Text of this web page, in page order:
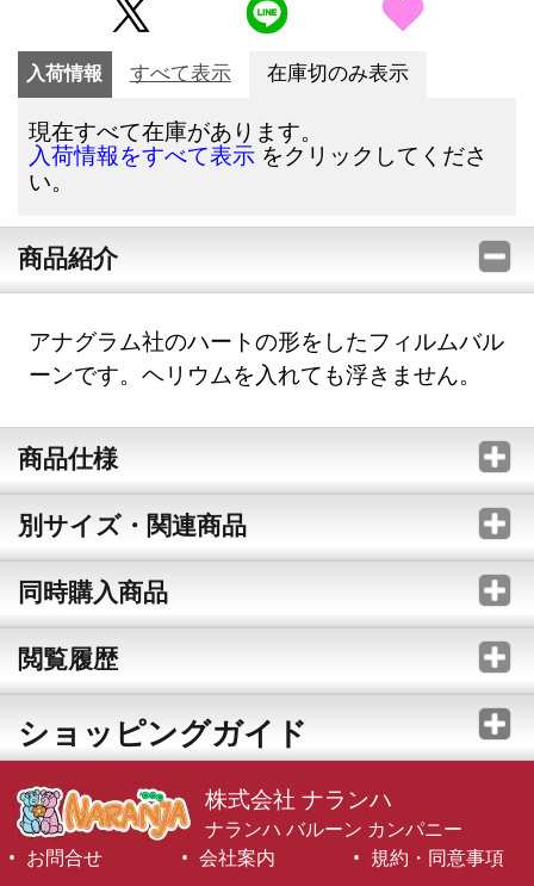
入荷情報 すべて表示 在庫切のみ表示
現在すべて在庫があります。
入荷情報をすべて表示 をクリックしてくださ
い。
商品紹介
アナグラム社のハートの形をしたフィルムバル
ーンです。ヘリウムを入れても浮きません。
商品仕様
別サイズ・関連商品
同時購入商品
閲覧履歴
ショッピングガイド
株式会社 ナランハ
ナランハ バルーン カンパニー
お問合せ
会社案内
規約・同意事項